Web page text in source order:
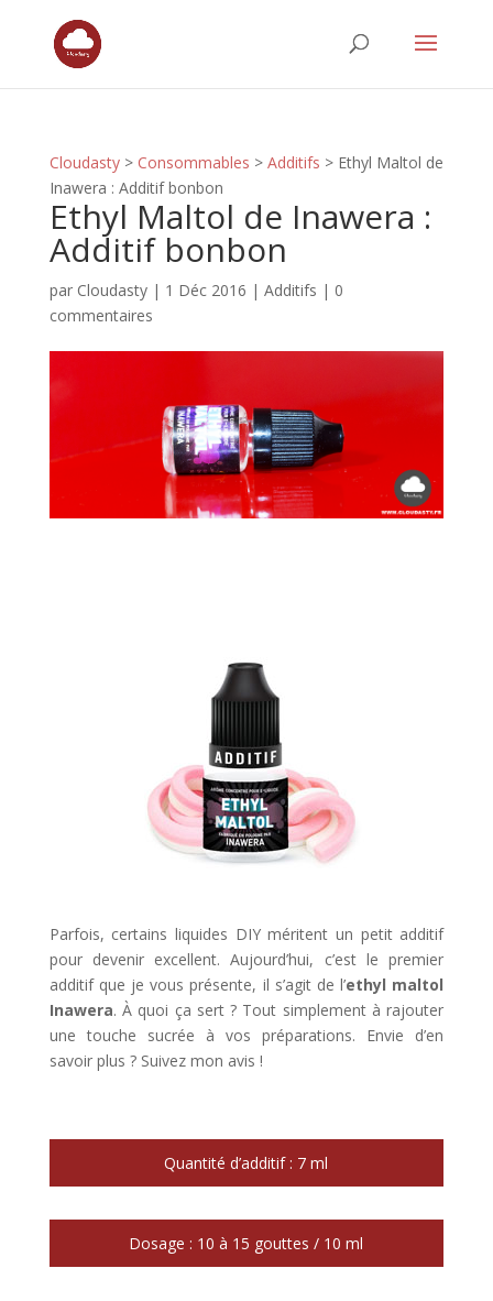
Cloudasty> Consommables > Additifs > Ethyl Maltol de
Inawera : Additif bonbon
Ethyl Maltol de Inawera :
Additif bonbon
par Cloudasty| 1 Déc 2016 | Additifs | 0
commentaires
Parfois, certains liquides DIY méritent un petit additif
pour devenir excellent. Aujourd’hui, c’est le premier
additif que je vous présente, il s’agit de l’ethyl maltol
Inawera. À quoi ça sert ? Tout simplement à rajouter
une touche sucrée à vos préparations. Envie d’en
savoir plus ? Suivez mon avis !
Quantité d’additif : 7 ml
Dosage : 10 à 15 gouttes / 10 ml